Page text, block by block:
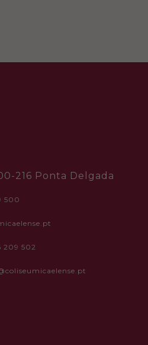
216 Ponta Delgada
500
209 502
structure,
as well as
some
will
website.